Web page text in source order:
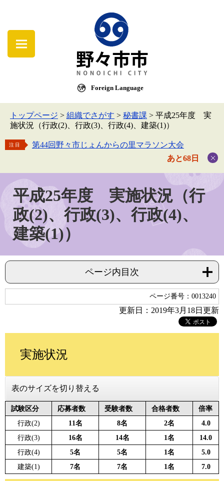
Foreign Language
トップページ > 組織でさがす > 秘書課 > 平成25年度 実
施状況（行政(2)、行政(3)、行政(4)、建築(1)）
注目
第44回野々市じょんからの里マラソン大会
あと68日
平成25年度 実施状況（行
政(2)、行政(3)、行政(4)、
建築(1)）
ページ内目次
ページ番号：0013240
更新日：2019年3月18日更新
実施状況
表のサイズを切り替える
試験区分 応募者数 受験者数 合格者数
倍率
行政(2)
11名 8名 2名
4.0
行政(3)
16名 14名 1名
14.0
行政(4)
5名 5名 1名
5.0
建築(1)
7名 7名 1名 7.0